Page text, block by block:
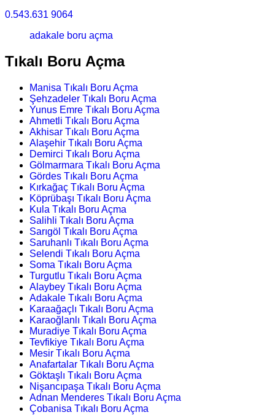
0.543.631 9064
adakale boru açma
Tıkalı Boru Açma
Manisa Tıkalı Boru Açma
Şehzadeler Tıkalı Boru Açma
Yunus Emre Tıkalı Boru Açma
Ahmetli Tıkalı Boru Açma
Akhisar Tıkalı Boru Açma
Alaşehir Tıkalı Boru Açma
Demirci Tıkalı Boru Açma
Gölmarmara Tıkalı Boru Açma
Gördes Tıkalı Boru Açma
Kırkağaç Tıkalı Boru Açma
Köprübaşı Tıkalı Boru Açma
Kula Tıkalı Boru Açma
Salihli Tıkalı Boru Açma
Sarıgöl Tıkalı Boru Açma
Saruhanlı Tıkalı Boru Açma
Selendi Tıkalı Boru Açma
Soma Tıkalı Boru Açma
Turgutlu Tıkalı Boru Açma
Alaybey Tıkalı Boru Açma
Adakale Tıkalı Boru Açma
Karaağaçlı Tıkalı Boru Açma
Karaoğlanlı Tıkalı Boru Açma
Muradiye Tıkalı Boru Açma
Tevfikiye Tıkalı Boru Açma
Mesir Tıkalı Boru Açma
Anafartalar Tıkalı Boru Açma
Göktaşlı Tıkalı Boru Açma
Nişancıpaşa Tıkalı Boru Açma
Adnan Menderes Tıkalı Boru Açma
Çobanisa Tıkalı Boru Açma